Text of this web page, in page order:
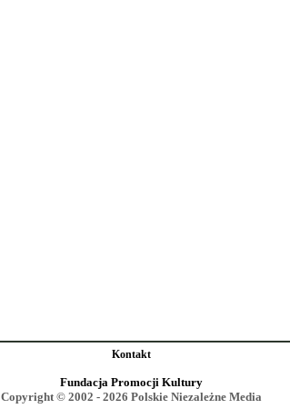
Kontakt
Fundacja Promocji Kultury
Copyright © 2002 - 2026 Polskie Niezależne Media